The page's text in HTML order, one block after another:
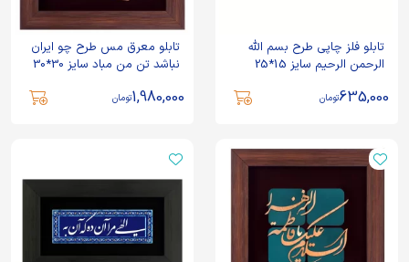
تابلو فلز چاپی طرح بسم الله
الرحمن الرحیم سایز 15*25
635,000تومان
تابلو معرق مس طرح چو ایران
نباشد تن من مباد سایز 30*30
1,980,000تومان